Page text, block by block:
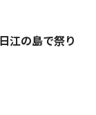
江の島で祭り